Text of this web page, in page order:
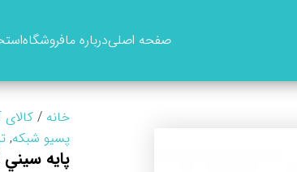
صفحه اصلیدرباره مافروشگاه
خانه /
پسیو شبکه,
پايه سيني